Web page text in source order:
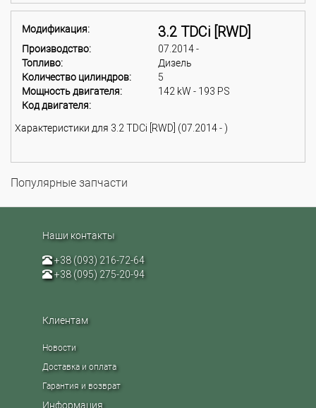
Модификация: 3.2 TDCi [RWD]
Производство:
07.2014 -
Топливо:
Дизель
Количество цилиндров:
5
Мощность двигателя:
142 kW - 193 PS
Код двигателя:
Характеристики для 3.2 TDCi [RWD] (07.2014 - )
Популярные запчасти
Наши контакты
+38 (093) 216-72-64
+38 (095) 275-20-94
Клиентам
Новости
Доставка и оплата
Гарантия и возврат
Информация